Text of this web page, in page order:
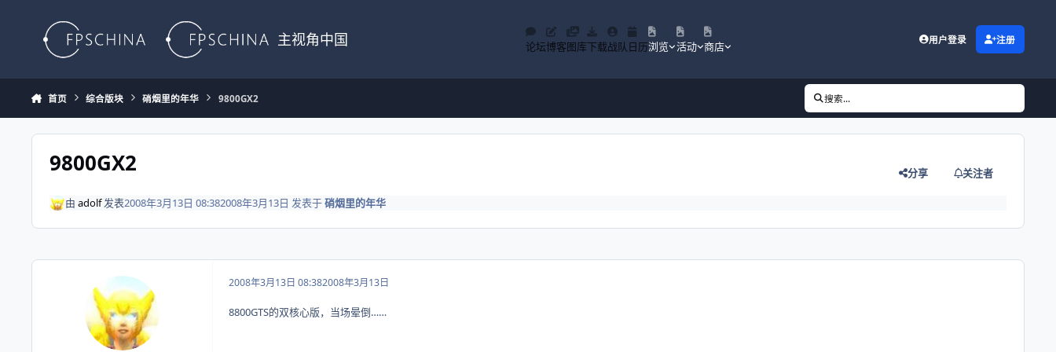
主视角中国 论坛博客图库下载战队 日历浏览 活动 商店
用户登录 注册
首页 综合版块 硝烟里的年华 9800GX2 搜索...
9800GX2 分享 关注者
由 adolf发表2008年3月13日 08:382008年3月13日 发表于硝烟里的年华
2008年3月13日 08:382008年3月13日
8800GTS的双核心版，当场晕倒……